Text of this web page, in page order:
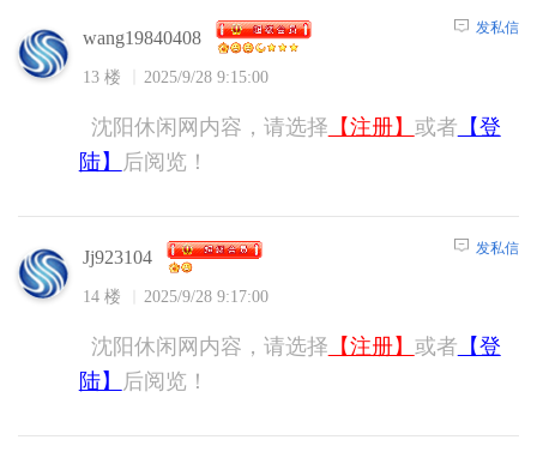
wang19840408
13 楼 2025/9/28 9:15:00
发私信
沈阳休闲网内容，请选择 【注册】 或者 【登
陆】
后阅览！
Jj923104
14 楼 2025/9/28 9:17:00
发私信
沈阳休闲网内容，请选择 【注册】 或者 【登
陆】
后阅览！